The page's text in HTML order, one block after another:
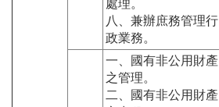
處理。
八、兼辦庶務管理行
政業務。
一、國有非公用財產
之管理。
二、國有非公用財產